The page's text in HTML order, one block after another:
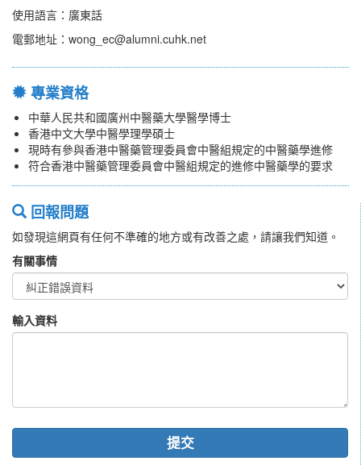
使用語言：廣東話
電郵地址：wong_ec@alumni.cuhk.net
專業資格
中華人民共和國廣州中醫藥大學醫學博士
香港中文大學中醫學理學碩士
現時有參與香港中醫藥管理委員會中醫組規定的中醫藥學進修
符合香港中醫藥管理委員會中醫組規定的進修中醫藥學的要求
回報問題
如發現這網頁有任何不準確的地方或有改善之處，請讓我們知道。
有關事情
輸入資料
提交